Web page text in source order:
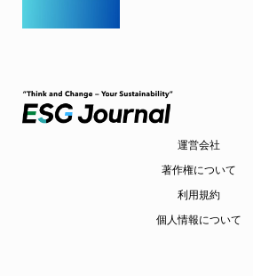
運営会社
著作権について
利用規約
個人情報について